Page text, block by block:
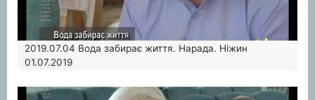
2019.07.04 Вода забирає життя. Нарада. Ніжин
01.07.2019